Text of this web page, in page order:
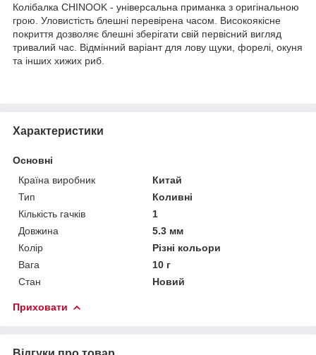
Колібалка CHINOOK - універсальна приманка з оригінальною
грою. Уловистість блешні перевірена часом. Високоякісне
покриття дозволяє блешні зберігати свій первісний вигляд
тривалий час. Відмінний варіант для лову щуки, форелі, окуня
та інших хижих риб.
Характеристики
Основні
Країна виробник
Китай
Тип
Коливні
Кількість гачків
1
Довжина
5.3 мм
Колір
Різні кольори
Вага
10 г
Стан
Новий
Приховати